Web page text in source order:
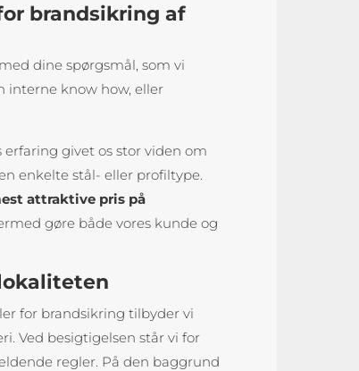
brandsikring af
dine spørgsmål, som vi
interne know how, eller
erfaring givet os stor viden om
enkelte stål- eller profiltype.
attraktive pris på
gøre både vores kunde og
for brandsikring tilbyder vi
Ved besigtigelsen står vi for
regler. På den baggrund